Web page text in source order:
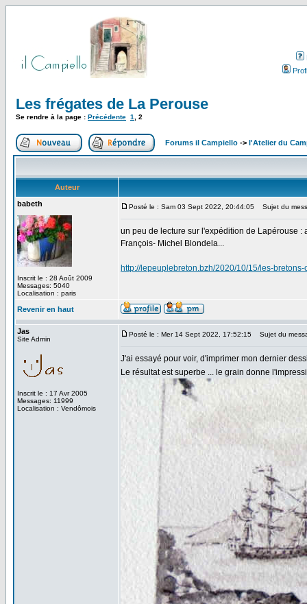
Les frégates de La Perouse
Se rendre à la page : Précédente 1 2
Forums il Campiello -> l'Atelier du
Auteur
babeth
Inscrit le : 28 Août 2009
Messages: 5040
Localisation : paris
Posté le : Sam 03 Sept 2022, 20:44:05 Sujet du
un peu de lecture sur l'expédition de Lapérouse
François- Michel Blondela...
http://lepeuplebreton.bzh/2020/10/15/les-
Revenir en haut
Jas
Site Admin
Inscrit le : 17 Avr 2005
Messages: 11999
Localisation : Vendômois
Posté le : Mer 14 Sept 2022, 17:52:15 Sujet du
J'ai essayé pour voir, d'imprimer mon dernier
Le résultat est superbe ... le grain donne